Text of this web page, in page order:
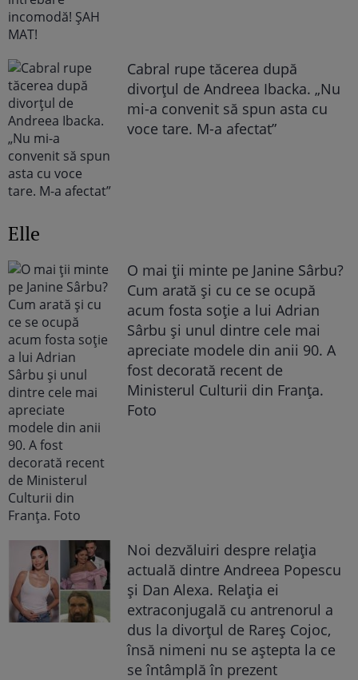
Cabral rupe tăcerea după
divorțul de Andreea Ibacka. „Nu
mi-a convenit să spun asta cu
voce tare. M-a afectat”
Elle
O mai ții minte pe Janine Sârbu?
Cum arată și cu ce se ocupă
acum fosta soție a lui Adrian
Sârbu și unul dintre cele mai
apreciate modele din anii 90. A
fost decorată recent de
Ministerul Culturii din Franța.
Foto
Noi dezvăluiri despre relația
actuală dintre Andreea Popescu
și Dan Alexa. Relația ei
extraconjugală cu antrenorul a
dus la divorțul de Rareș Cojoc,
însă nimeni nu se aștepta la ce
se întâmplă în prezent